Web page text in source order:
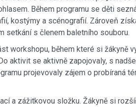
Během programu se děti
kostýmy a scénografií. Zároveň
setkání s členem baletního souboru.
workshopu, během které si žákyně
aktivit se aktivně zapojovaly, s
projevovaly zájem o probíraná
a zážitkovou složku. Žákyně si